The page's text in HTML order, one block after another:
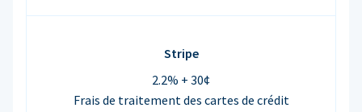
Stripe
2.2% + 30¢
Frais de traitement des cartes de crédit